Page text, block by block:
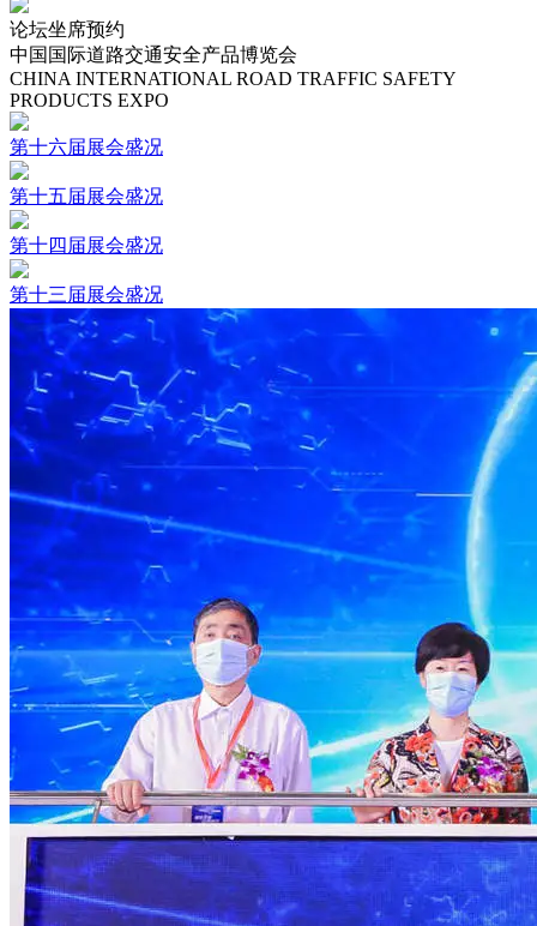
论坛坐席预约
中国国际道路交通安全产品博览会
CHINA INTERNATIONAL ROAD TRAFFIC SAFETY
PRODUCTS EXPO
第十六届展会盛况
第十五届展会盛况
第十四届展会盛况
第十三届展会盛况